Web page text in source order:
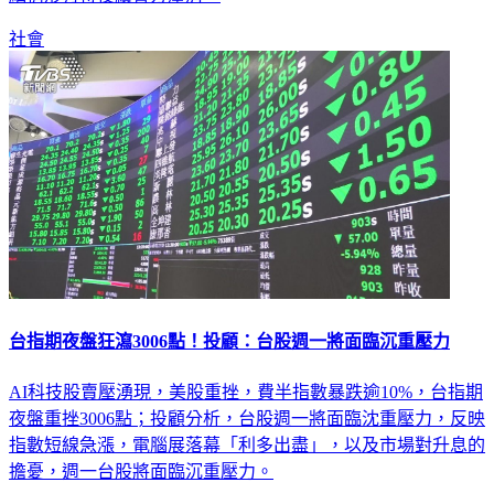
社會
台指期夜盤狂瀉3006點！投顧：台股週一將面臨沉重壓力
AI科技股賣壓湧現，美股重挫，費半指數暴跌逾10%，台指期
夜盤重挫3006點；投顧分析，台股週一將面臨沈重壓力，反映
指數短線急漲，電腦展落幕「利多出盡」，以及市場對升息的
擔憂，週一台股將面臨沉重壓力。